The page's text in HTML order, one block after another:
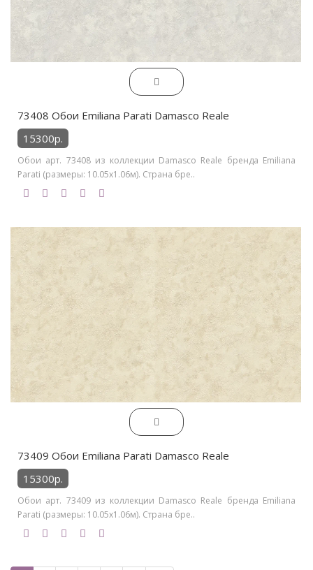
73408 Обои Emiliana Parati Damasco Reale
15300р.
Обои арт. 73408 из коллекции Damasco Reale бренда Emiliana
Parati (размеры: 10.05х1.06м). Страна бре..
73409 Обои Emiliana Parati Damasco Reale
15300р.
Обои арт. 73409 из коллекции Damasco Reale бренда Emiliana
Parati (размеры: 10.05х1.06м). Страна бре..